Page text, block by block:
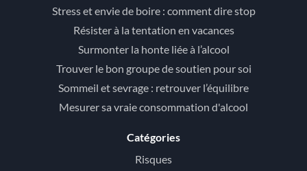
Stress et envie de boire : comment dire stop
Résister à la tentation en vacances
Surmonter la honte liée à l’alcool
Trouver le bon groupe de soutien pour soi
Sommeil et sevrage : retrouver l’équilibre
Mesurer sa vraie consommation d'alcool
Catégories
Risques